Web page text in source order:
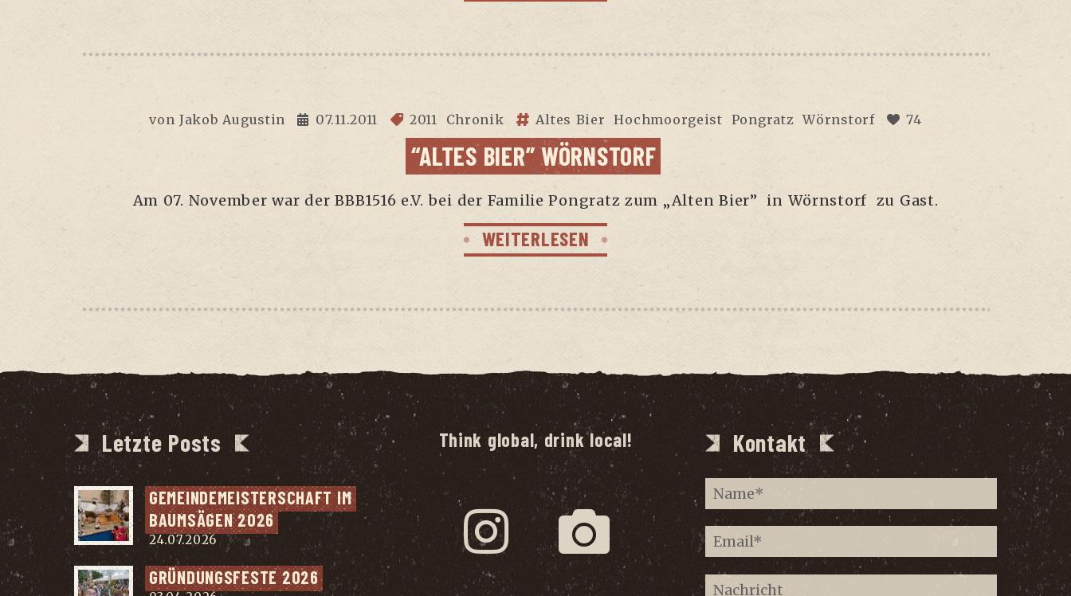
vonJakob Augustin 07.11.2011 2011 Chronik Altes Bier Hochmoorgeist Pongratz Wörnstorf 74
“ALTES BIER” WÖRNSTORF
Am 07. Novem­ber war der BBB1516 e.V. bei der Fami­lie Pon­gratz zum „Alten Bier” in Wörnstorf zu Gast.
WEITERLESEN
Letzte Posts
GEMEIN­DE­MEIS­TER­SCHAFT IM
BAUM­SÄ­GEN 2026
24.07.2026
GRÜN­DUNGS­FES­TE 2026
Think global, drink local! Kontakt